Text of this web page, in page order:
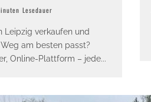
Lesedauer
Leipzig verkaufen und
am besten passt?
Online-Plattform – jede...